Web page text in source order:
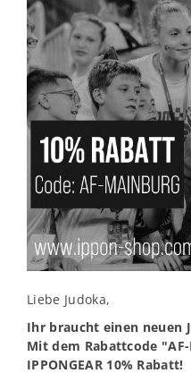
Liebe Judoka,
Ihr braucht einen neuen
Mit dem Rabattcode
IPPONGEAR 10% Rabatt!